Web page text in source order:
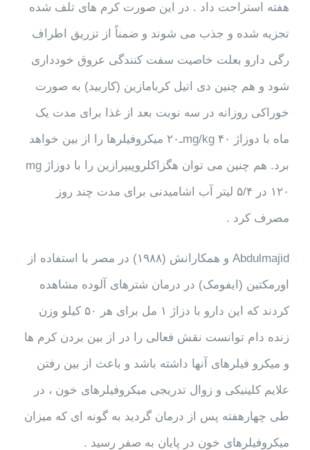
هفته استراحت داد . در این صورت کرم های تلف شده
تجزیه شده و جذب می شوند و ضمناً از تزریق اطراف
رگی دارو بعلت خاصیت سفت کنندگی عروق خودداری
شود و هم چنین دی اتیل کربامازین (کاربید) به صورت
خوراکی روزانه در سه نوبت بعد از غذا برای مدت یک
ماه با دوزاژ mg/kg ۴۰ـ۲۰ میکروفیلرها را از بین خواهد
برد. هم چنین می توان هگزاکلروپیپرازین را با دوزاژ mg
۱۲۰ در ۵/۴ لیتر آب اشامیدنی برای مدت چند روز
مصرف کرد .
Abdulmajid و همکارانش (۱۹۸۸) در مصر با استفاده از
اورمکتین (ایفومک) در درمان شترهای آلوده مشاهده
کردند که این دارو با دزاژ ۱ مل برای هر ۵۰ کیلو وزن
زنده دام توانست نقش فعالی را در از بین بردن کرم ها
و میکرو فیلرهای آنها داشته باشد و باعث از بین رفتن
علایم کلینیکی و زوال تدریجی میکروفیلرهای خون ، در
طی چهارهفته پس از درمان گردید به گونه ای که میزان
میکروفیلرهای خون در پایان به صفر رسید .